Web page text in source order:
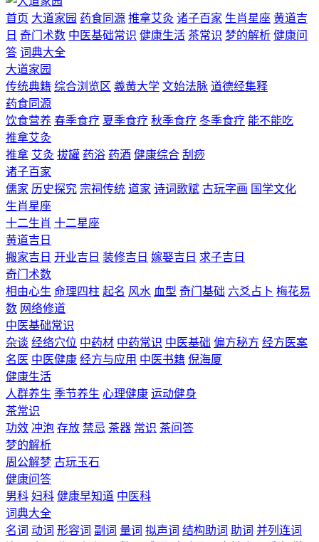
首页 大道家园 药食同源 推拿艾灸 诸子百家 生肖星座 黄道吉
日 奇门术数 中医基础常识 健康生活 茶常识 梦的解析 健康问
答 词典大全
大道家园
传统典籍 综合浏览区 羲黄大学 文始法脉 道德经集释
药食同源
饮食营养 春季食疗 夏季食疗 秋季食疗 冬季食疗 能不能吃
推拿艾灸
推拿 艾灸 拔罐 药浴 药酒 健康综合 刮痧
诸子百家
儒家 历史探究 宗祠传统 道家 诗词歌赋 古玩字画 国学文化
生肖星座
十二生肖 十二星座
黄道吉日
搬家吉日 开业吉日 装修吉日 嫁娶吉日 求子吉日
奇门术数
相由心生 命理四柱 起名 风水 血型 奇门基础 六爻占卜 梅花易
数 网络修道
中医基础常识
杂谈 经络穴位 中药材 中药常识 中医基础 偏方秘方 经方医案
名医 中医健康 经方与应用 中医书籍 倪海厦
健康生活
人群养生 季节养生 心理健康 运动健身
茶常识
功效 冲泡 存放 禁忌 茶器 常识 茶问答
梦的解析
周公解梦 古玩玉石
健康问答
男科 妇科 健康早知道 中医科
词典大全
名词 动词 形容词 副词 量词 拟声词 结构助词 助词 并列连词